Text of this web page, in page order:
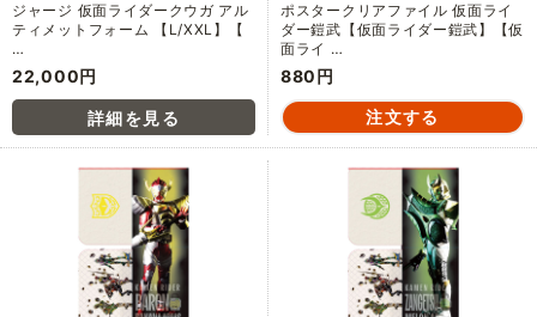
ジャージ 仮面ライダークウガ アル
ティメットフォーム 【L/XXL】【
…
22,000円
ポスタークリアファイル 仮面ライ
ダー鎧武【仮面ライダー鎧武】【仮
面ライ …
880円